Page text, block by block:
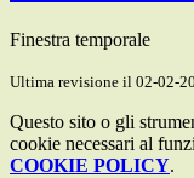
Finestra temporale
Ultima revisione il 02-02-
Questo sito o gli
cookie necessari al
COOKIE POLICY.